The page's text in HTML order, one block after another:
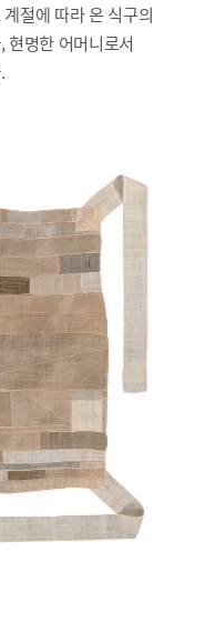
절에 따라 온 식구의
현명한 어머니로서